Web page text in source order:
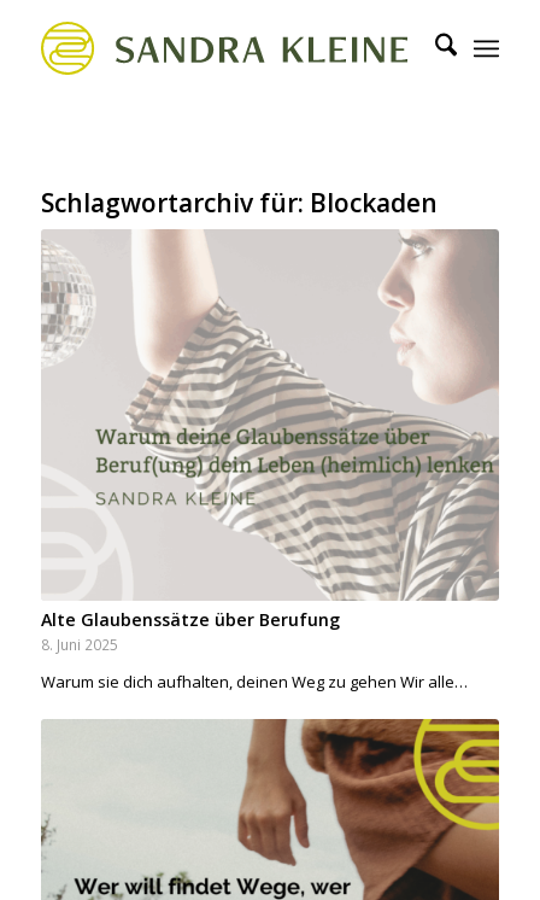
Schlagwortarchiv für: Blockaden
Alte Glaubenssätze über Berufung
8. Juni 2025
Warum sie dich aufhalten, deinen Weg zu gehen Wir alle…